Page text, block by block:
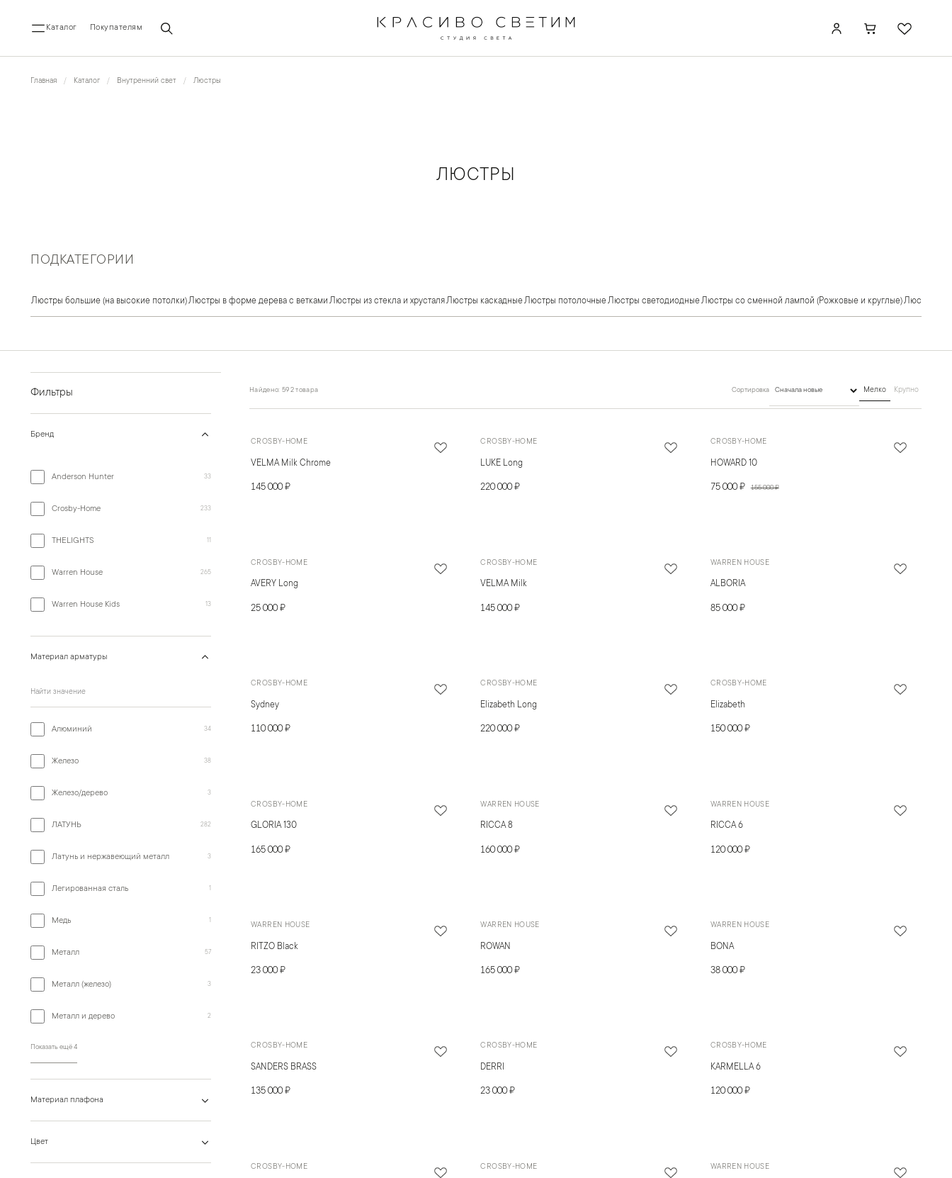
Каталог Покупателям
Главная Каталог Внутренний свет Люстры
ЛЮСТРЫ
ПОДКАТЕГОРИИ
Люстры большие (на высокие потолки)Люстры в форме дерева с ветками Люстры из стекла и хрусталяЛюстры каскадныеЛюстры потолочныеЛюстры светодиодныеЛюстры со сменной лампой (Рожковые и круглые)Люстры-
Фильтры
Бренд
Anderson Hunter 33
Crosby-Home 233
THELIGHTS 11
Warren House 265
Warren House Kids 13
Материал арматуры
Алюминий 34
Железо 38
Железо/дерево 3
ЛАТУНЬ 282
Латунь и нержавеющий металл 3
Легированная сталь 1
Медь 1
Металл 57
Металл (железо) 3
Металл и дерево 2
Показать ещё 4
Материал плафона
Цвет
Найдено: 592 товара Сортировка Мелко Крупно
CROSBY-HOME
VELMA Milk Chrome
145 000 ₽
CROSBY-HOME
LUKE Long
220 000 ₽
CROSBY-HOME
HOWARD 10
75 000 ₽ 155 000 ₽
CROSBY-HOME
AVERY Long
25 000 ₽
CROSBY-HOME
VELMA Milk
145 000 ₽
WARREN HOUSE
ALBORIA
85 000 ₽
CROSBY-HOME
Sydney
110 000 ₽
CROSBY-HOME
Elizabeth Long
220 000 ₽
CROSBY-HOME
Elizabeth
150 000 ₽
CROSBY-HOME
GLORIA 130
165 000 ₽
WARREN HOUSE
RICCA 8
160 000 ₽
WARREN HOUSE
RICCA 6
120 000 ₽
WARREN HOUSE
RITZO Black
23 000 ₽
WARREN HOUSE
ROWAN
165 000 ₽
WARREN HOUSE
BONA
38 000 ₽
CROSBY-HOME
SANDERS BRASS
135 000 ₽
CROSBY-HOME
DERRI
23 000 ₽
CROSBY-HOME
KARMELLA 6
120 000 ₽
CROSBY-HOME CROSBY-HOME WARREN HOUSE